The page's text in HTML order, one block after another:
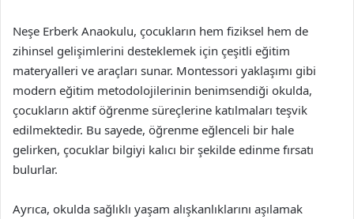
Neşe Erberk Anaokulu, çocukların hem fiziksel hem de
zihinsel gelişimlerini desteklemek için çeşitli eğitim
materyalleri ve araçları sunar. Montessori yaklaşımı gibi
modern eğitim metodolojilerinin benimsendiği okulda,
çocukların aktif öğrenme süreçlerine katılmaları teşvik
edilmektedir. Bu sayede, öğrenme eğlenceli bir hale
gelirken, çocuklar bilgiyi kalıcı bir şekilde edinme fırsatı
bulurlar.
Ayrıca, okulda sağlıklı yaşam alışkanlıklarını aşılamak